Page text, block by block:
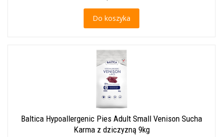
Do koszyka
Baltica Hypoallergenic Pies Adult Small Venison Sucha
Karma z dziczyzną 9kg